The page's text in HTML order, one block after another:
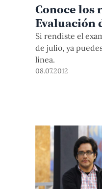
Conoce los
Evaluación
Si rendiste el
de julio, ya
línea.
08.07.2012